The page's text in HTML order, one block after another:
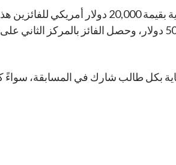
بكل طالب شارك في المسابقة، سواءً